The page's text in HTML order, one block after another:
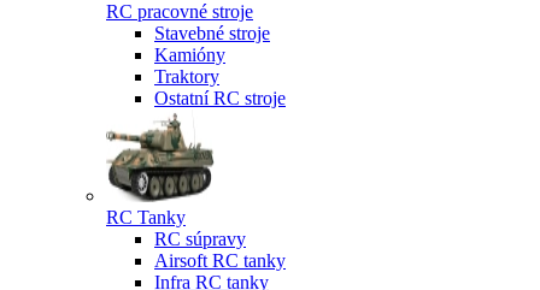
RC pracovné stroje
Stavebné stroje
Kamióny
Traktory
Ostatní RC stroje
RC Tanky
RC súpravy
Airsoft RC tanky
Infra RC tanky